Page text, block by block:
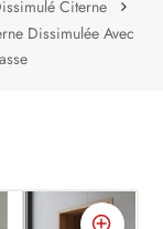
Citerne
Dissimulée Avec